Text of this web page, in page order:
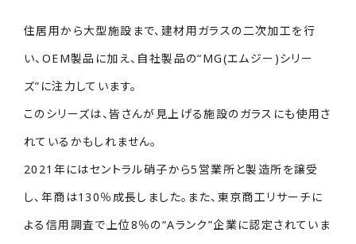
住居用から大型施設まで、建材用ガラスの二次加工を行
い、OEM製品に加え、自社製品の“MG(エムジー)シリー
ズ”に注力しています。
このシリーズは、皆さんが見上げる施設のガラスにも使用さ
れているかもしれません。
2021年にはセントラル硝子から5営業所と製造所を譲受
し、年商は130％成長しました。また、東京商工リサーチに
よる信用調査で上位8％の“Aランク”企業に認定されていま